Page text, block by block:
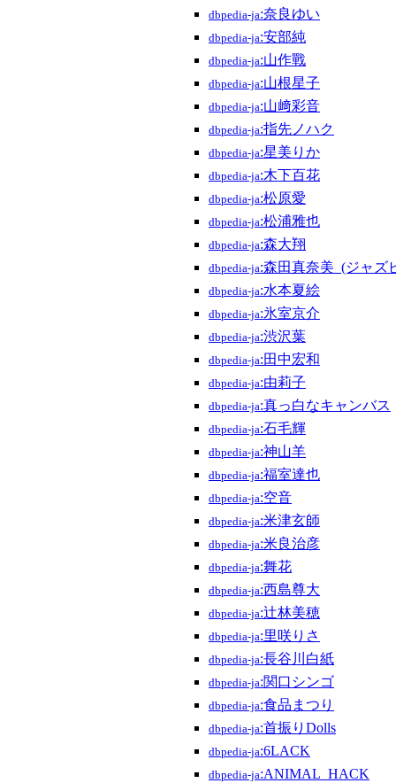
dbpedia-ja:奈良ゆい
dbpedia-ja:安部純
dbpedia-ja:山作戰
dbpedia-ja:山根星子
dbpedia-ja:山﨑彩音
dbpedia-ja:指先ノハク
dbpedia-ja:星美りか
dbpedia-ja:木下百花
dbpedia-ja:松原愛
dbpedia-ja:松浦雅也
dbpedia-ja:森大翔
dbpedia-ja:森田真奈美_(ジャズ
dbpedia-ja:水本夏絵
dbpedia-ja:氷室京介
dbpedia-ja:渋沢葉
dbpedia-ja:田中宏和
dbpedia-ja:由莉子
dbpedia-ja:真っ白なキャンバス
dbpedia-ja:石毛輝
dbpedia-ja:神山羊
dbpedia-ja:福室達也
dbpedia-ja:空音
dbpedia-ja:米津玄師
dbpedia-ja:米良治彦
dbpedia-ja:舞花
dbpedia-ja:西島尊大
dbpedia-ja:辻林美穂
dbpedia-ja:里咲りさ
dbpedia-ja:長谷川白紙
dbpedia-ja:関口シンゴ
dbpedia-ja:食品まつり
dbpedia-ja:首振りDolls
dbpedia-ja:6LACK
dbpedia-ja:ANIMAL_HACK